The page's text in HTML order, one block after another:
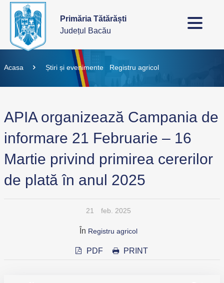
Primăria Tătărăști
Județul Bacău
Acasa Știri și evenimente Registru agricol
APIA organizează Campania de
informare 21 Februarie – 16
Martie privind primirea cererilor
de plată în anul 2025
21 feb. 2025
În Registru agricol
PDF PRINT